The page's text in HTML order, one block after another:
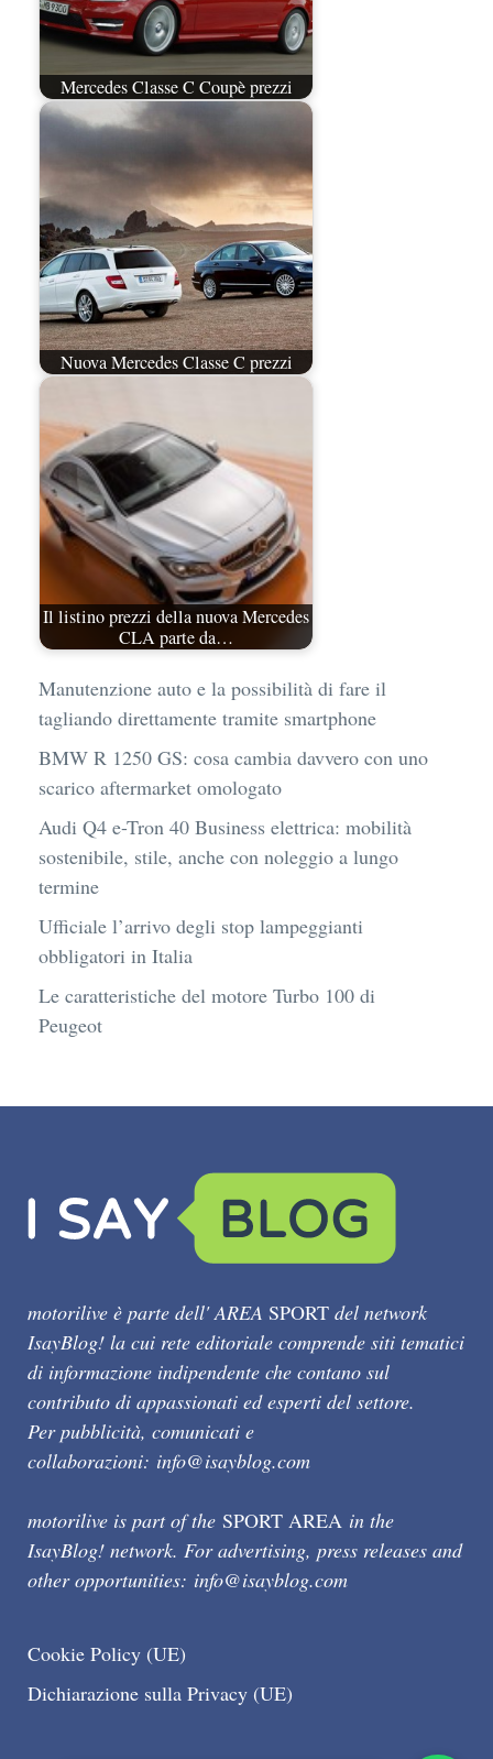
Mercedes Classe C Coupè prezzi
Nuova Mercedes Classe C prezzi
Il listino prezzi della nuova Mercedes
CLA parte da…
Manutenzione auto e la possibilità di fare il
tagliando direttamente tramite smartphone
BMW R 1250 GS: cosa cambia davvero con uno
scarico aftermarket omologato
Audi Q4 e-Tron 40 Business elettrica: mobilità
sostenibile, stile, anche con noleggio a lungo
termine
Ufficiale l’arrivo degli stop lampeggianti
obbligatori in Italia
Le caratteristiche del motore Turbo 100 di
Peugeot
motorilive è parte dell' AREA SPORT del network
IsayBlog! la cui rete editoriale comprende siti tematici
di informazione indipendente che contano sul
contributo di appassionati ed esperti del settore.
Per pubblicità, comunicati e
collaborazioni: info@isayblog.com
motorilive is part of the SPORT AREA in the
IsayBlog! network. For advertising, press releases and
other opportunities: info@isayblog.com
Cookie Policy (UE)
Dichiarazione sulla Privacy (UE)